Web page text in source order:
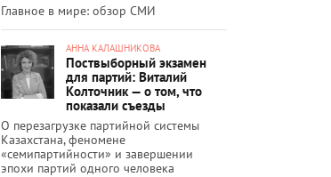
Главное в мире: обзор СМИ
АННА КАЛАШНИКОВА
Поствыборный экзамен
для партий: Виталий
Колточник — о том, что
показали съезды
О перезагрузке партийной системы
Казахстана, феномене
«семипартийности» и завершении
эпохи партий одного человека